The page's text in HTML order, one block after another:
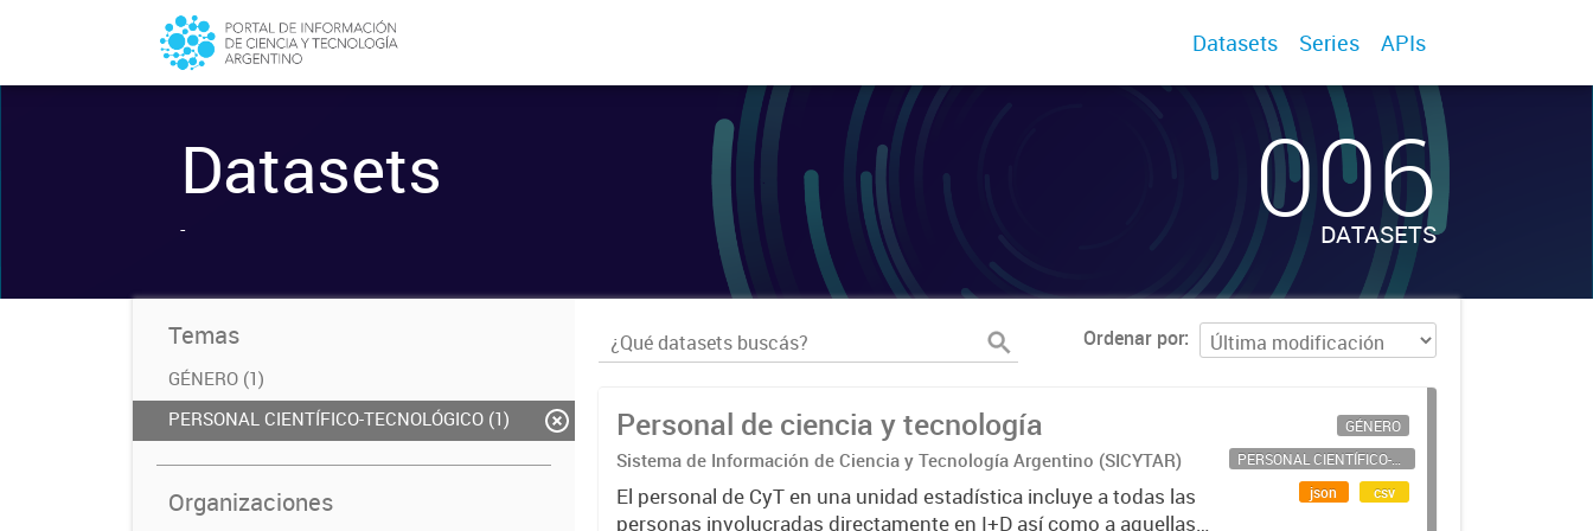
Datasets Series APIs
Datasets
- 006
DATASETS
Temas
GÉNERO (1)
PERSONAL CIENTÍFICO-TECNOLÓGICO (1)
Organizaciones
Ordenar por
Personal de ciencia y tecnología
Sistema de Información de Ciencia y Tecnología Argentino (SICYTAR)
El personal de CyT en una unidad estadística incluye a todas las
personas involucradas directamente en I+D así como a aquellas
GÉNERO
PERSONAL CIENTÍFICO-TECNOLÓGICO
json
csv